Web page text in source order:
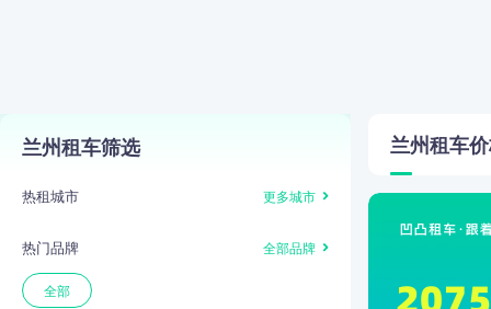
兰州租车筛选
热租城市 更多城市
热门品牌 全部品牌
全部
兰州租车